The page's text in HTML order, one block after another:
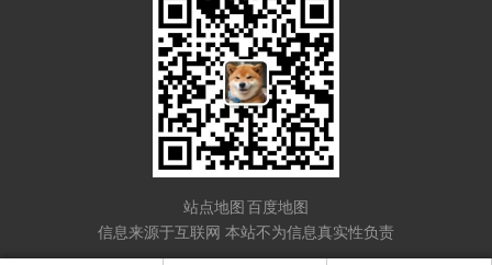
站点地图百度地图
信息来源于互联网 本站不为信息真实性负责